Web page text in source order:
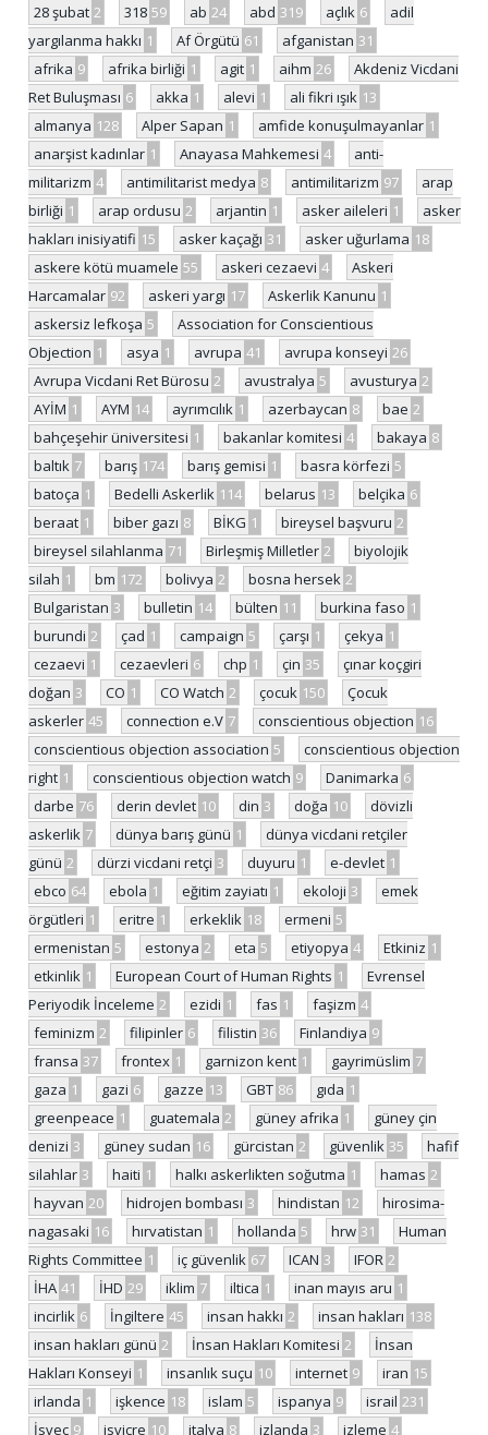
28 şubat 2 318 59 ab 24 abd 319 açlık 6
adil
yargılanma hakkı 1 Af Örgütü 61 afganistan 31
afrika 9 afrika birliği 1 agit 1 aihm 26
Akdeniz Vicdani
Ret Buluşması 6 akka 1 alevi 1 ali fikri ışık 13
almanya 128 Alper Sapan 1 amfide konuşulmayanlar 1
anarşist kadınlar 1 Anayasa Mahkemesi 4
anti-
militarizm 4 antimilitarist medya 8 antimilitarizm 97
arap
birliği 1 arap ordusu 2 arjantin 1 asker aileleri 1
asker
hakları inisiyatifi 15 asker kaçağı 31 asker uğurlama 18
askere kötü muamele 55 askeri cezaevi 4
Askeri
Harcamalar 92 askeri yargı 17 Askerlik Kanunu 1
askersiz lefkoşa 5
Association for Conscientious
Objection 1 asya 1 avrupa 41 avrupa konseyi 26
Avrupa Vicdani Ret Bürosu 2 avustralya 5 avusturya 2
AYİM 1 AYM 14 ayrımcılık 1 azerbaycan 8 bae 2
bahçeşehir üniversitesi 1 bakanlar komitesi 4 bakaya 8
baltık 7 barış 174 barış gemisi 1 basra körfezi 5
batoça 1 Bedelli Askerlik 114 belarus 13 belçika 6
beraat 1 biber gazı 8 BİKG 1 bireysel başvuru 2
bireysel silahlanma 71 Birleşmiş Milletler 2
biyolojik
silah 1 bm 172 bolivya 2 bosna hersek 2
Bulgaristan 3 bulletin 14 bülten 11 burkina faso 1
burundi 2 çad 1 campaign 5 çarşı 1 çekya 1
cezaevi 1 cezaevleri 6 chp 1 çin 35
çınar koçgiri
doğan 3 CO 1 CO Watch 2 çocuk 150
Çocuk
askerler 45 connection e.V 7 conscientious objection 16
conscientious objection association 5
conscientious objection
right 1 conscientious objection watch 9 Danimarka 6
darbe 76 derin devlet 10 din 3 doğa 10
dövizli
askerlik 7 dünya barış günü 1
dünya vicdani retçiler
günü 2 dürzi vicdani retçi 3 duyuru 1 e-devlet 1
ebco 64 ebola 1 eğitim zayiatı 1 ekoloji 3
emek
örgütleri 1 eritre 1 erkeklik 18 ermeni 5
ermenistan 5 estonya 2 eta 5 etiyopya 4 Etkiniz 1
etkinlik 1 European Court of Human Rights 1
Evrensel
Periyodik İnceleme 2 ezidi 1 fas 1 faşizm 4
feminizm 2 filipinler 6 filistin 36 Finlandiya 9
fransa 37 frontex 1 garnizon kent 1 gayrimüslim 7
gaza 1 gazi 6 gazze 13 GBT 86 gıda 1
greenpeace 1 guatemala 2 güney afrika 1
güney çin
denizi 3 güney sudan 16 gürcistan 2 güvenlik 35
hafif
silahlar 3 haiti 1 halkı askerlikten soğutma 1 hamas 2
hayvan 20 hidrojen bombası 3 hindistan 12
hirosima-
nagasaki 16 hırvatistan 1 hollanda 5 hrw 31
Human
Rights Committee 1 iç güvenlik 67 ICAN 3 IFOR 2
İHA 41 İHD 29 iklim 7 iltica 1 inan mayıs aru 1
incirlik 6 İngiltere 45 insan hakkı 2 insan hakları 138
insan hakları günü 2 İnsan Hakları Komitesi 2
İnsan
Hakları Konseyi 1 insanlık suçu 10 internet 9 iran 15
irlanda 1 işkence 18 islam 5 ispanya 9 israil 231
İsveç 9 isviçre 10 italya 8 izlanda 3 izleme 4